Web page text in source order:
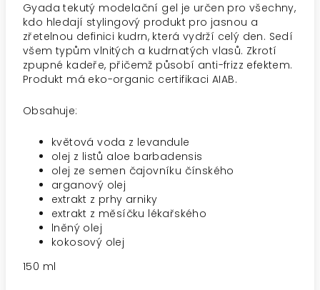
Gyada tekutý modelační gel je určen pro všechny,
kdo hledají stylingový produkt pro jasnou a
zřetelnou definici kudrn, která vydrží celý den. Sedí
všem typům vlnitých a kudrnatých vlasů. Zkrotí
zpupné kadeře, přičemž působí anti-frizz efektem.
Produkt má eko-organic certifikaci AIAB.
Obsahuje:
květová voda z levandule
olej z listů aloe barbadensis
olej ze semen čajovníku čínského
arganový olej
extrakt z prhy arniky
extrakt z měsíčku lékařského
lněný olej
kokosový olej
150 ml